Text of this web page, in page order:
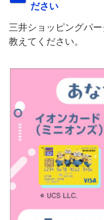
ださい
三井ショッピングパ
教えてください。